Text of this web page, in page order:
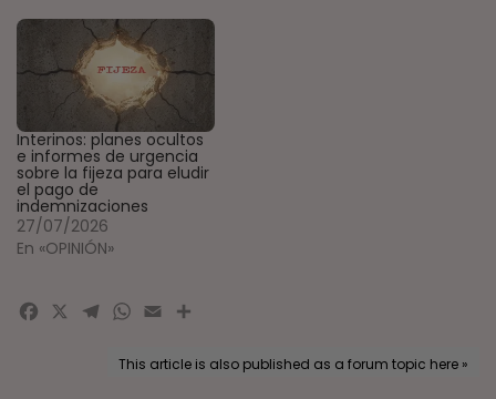
Interinos: planes ocultos
e informes de urgencia
sobre la fijeza para eludir
el pago de
indemnizaciones
27/07/2026
En «OPINIÓN»
Facebook
X Telegram
WhatsApp
EmailCompartir
This article is also published as a forum topic here »